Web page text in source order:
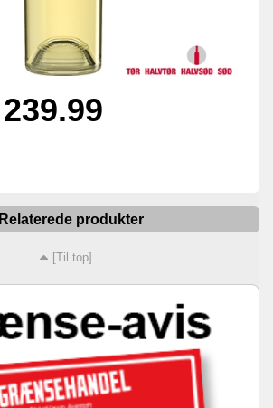
239.99
Relaterede produkter
[Til top]